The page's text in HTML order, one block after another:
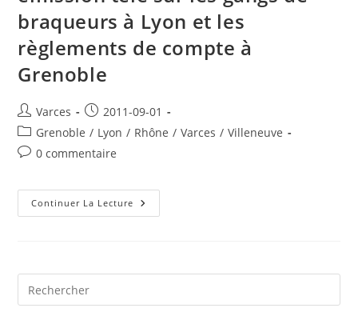
braqueurs à Lyon et les
règlements de compte à
Grenoble
Auteur/autrice
de
la
publication :
Varces
Publication
publiée :
2011-09-01
Post
category:
Grenoble / Lyon / Rhône / Varces / Villeneuve
Commentaires
la
publication :
0 commentaire
Continuer La Lecture Émission
Télé
Braqueurs
Et